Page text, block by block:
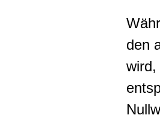
den
wird,